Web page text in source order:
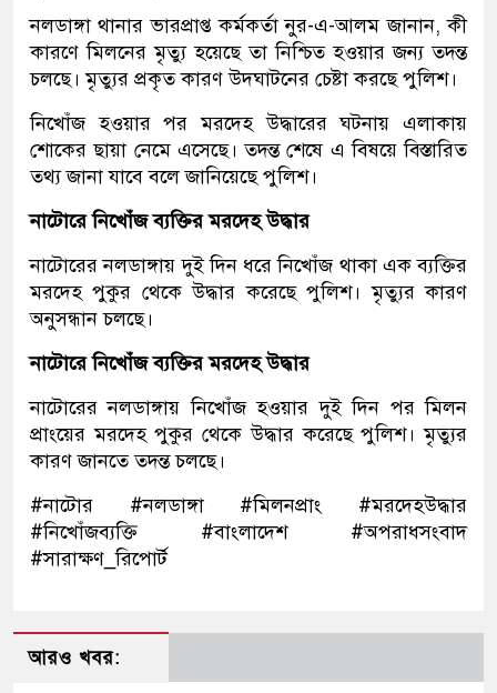
নলডাঙ্গা থানার ভারপ্রাপ্ত কর্মকর্তা নুর-এ-আলম জানান, কী
কারণে মিলনের মৃত্যু হয়েছে তা নিশ্চিত হওয়ার জন্য তদন্ত
চলছে। মৃত্যুর প্রকৃত কারণ উদঘাটনের চেষ্টা করছে পুলিশ।
নিখোঁজ হওয়ার পর মরদেহ উদ্ধারের ঘটনায় এলাকায়
শোকের ছায়া নেমে এসেছে। তদন্ত শেষে এ বিষয়ে বিস্তারিত
তথ্য জানা যাবে বলে জানিয়েছে পুলিশ।
নাটোরে নিখোঁজ ব্যক্তির মরদেহ উদ্ধার
নাটোরের নলডাঙ্গায় দুই দিন ধরে নিখোঁজ থাকা এক ব্যক্তির
মরদেহ পুকুর থেকে উদ্ধার করেছে পুলিশ। মৃত্যুর কারণ
অনুসন্ধান চলছে।
নাটোরে নিখোঁজ ব্যক্তির মরদেহ উদ্ধার
নাটোরের নলডাঙ্গায় নিখোঁজ হওয়ার দুই দিন পর মিলন
প্রাংয়ের মরদেহ পুকুর থেকে উদ্ধার করেছে পুলিশ। মৃত্যুর
কারণ জানতে তদন্ত চলছে।
#নাটোর #নলডাঙ্গা #মিলনপ্রাং #মরদেহউদ্ধার
#নিখোঁজব্যক্তি #বাংলাদেশ #অপরাধসংবাদ
#সারাক্ষণ_রিপোর্ট
আরও খবর: